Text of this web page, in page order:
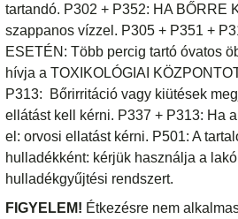
tartandó. P302 + P352: HA BŐRRE
szappanos vízzel. P305 + P351 +
ESETÉN: Több percig tartó óvatos
hívja a TOXIKOLÓGIAI
P313: Bőrirritáció vagy kiütések
ellátást kell kérni. P337 + P313: Ha
el: orvosi ellatást kérni. P501: A
hulladékként: kérjük használja a
hulladékgyűjtési rendszert.
FIGYELEM! Étkezésre nem